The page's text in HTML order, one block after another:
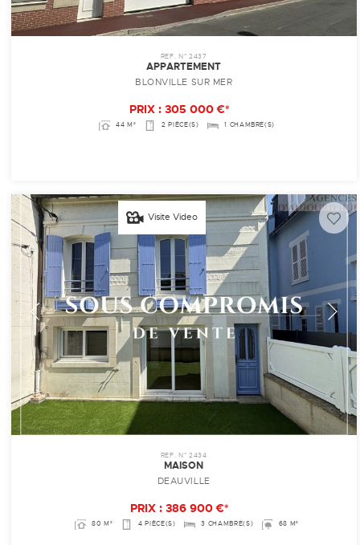
REF. N° 2437
APPARTEMENT
BLONVILLE SUR MER
PRIX : 305 000 €*
44 M² 2 PIÈCE(S) 1 CHAMBRE(S)
Visite Video
REF. N° 2434
MAISON
DEAUVILLE
PRIX : 386 900 €*
80 M² 4 PIÈCE(S) 3 CHAMBRE(S) 68 M²